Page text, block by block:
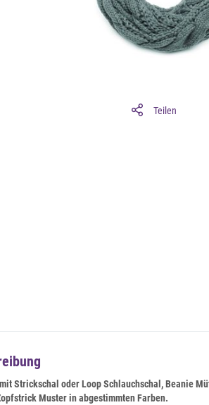
Teilen
Strickschal oder Loop Schlauchschal, Beanie
Muster in abgestimmten Farben.